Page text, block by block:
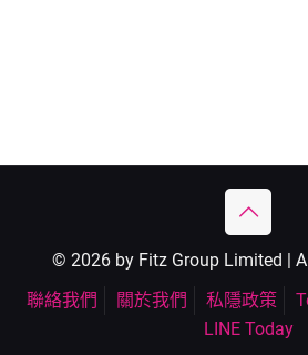
© 2026 by Fitz Group Limited |
聯絡我們
關於我們 私隱政策
LINE Today